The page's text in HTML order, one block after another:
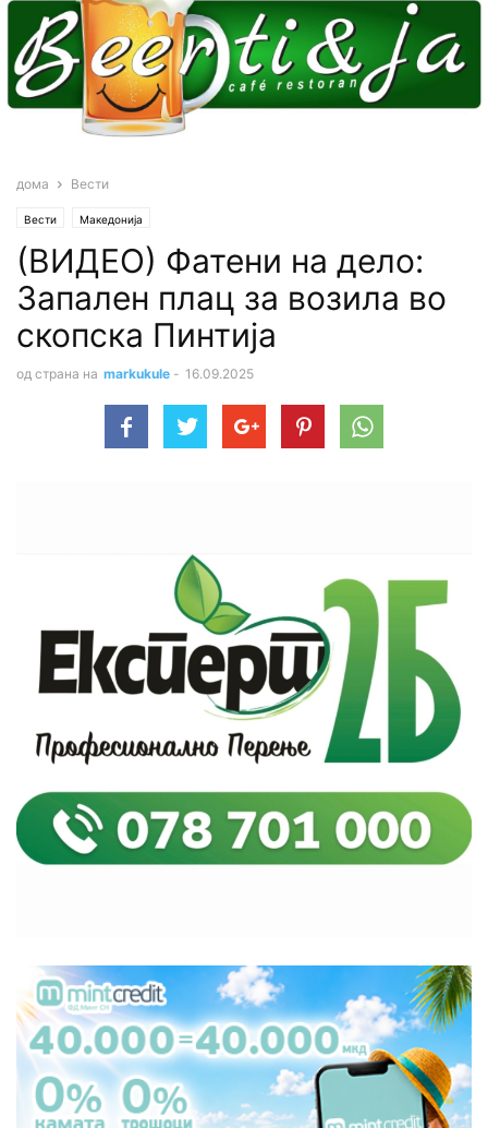
дома Вести
Вести Македонија
(ВИДЕО) Фатени на дело:
Запален плац за возила во
скопска Пинтија
од страна на markukule - 16.09.2025